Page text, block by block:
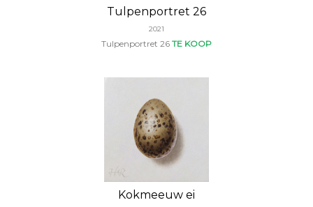
Tulpenportret 26
2021
Tulpenportret 26 TE KOOP
Kokmeeuw ei